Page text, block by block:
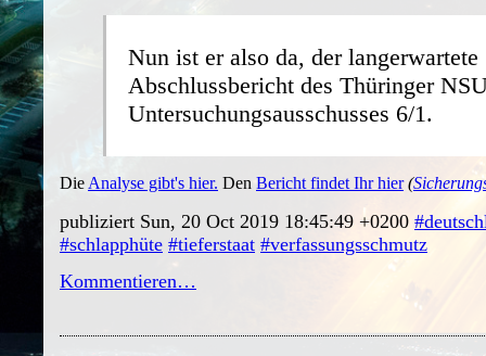
Nun ist er also da, der langerwartete
Abschlussbericht des Thüringer
Untersuchungsausschusses 6/1.
Die Analyse gibt's hier. Den Bericht findet Ihr hier (
publiziert Sun, 20 Oct 2019 18:45:49 +0200
#schlapphüte #tieferstaat #verfassungsschmutz
Kommentieren…